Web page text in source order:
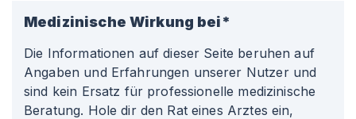
Medizinische Wirkung bei*
Die Informationen auf dieser Seite beruhen auf
Angaben und Erfahrungen unserer Nutzer und
sind kein Ersatz für professionelle medizinische
Beratung. Hole dir den Rat eines Arztes ein,